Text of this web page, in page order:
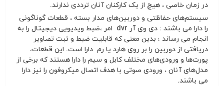
در زمان خاصی ، هیچ از یک کارکنان آنان ترددی ندارند.
سیستم‌های حفاظتی و دوربین‌های مدار بسته ، قطعات گوناگونی
را دارا می باشند : دی وی آر dvr امر ،ضبط ویدیویی دیجیتال را به
انجام می رساند ؛ بدین معنی که قابلیت ضبط و ثبت تصاویر
دریافتی از دوربین را بر روی هارد یا رم دارا است. این قطعات،
پورت‌ها و ورودی‌های مختلف کابل و سیم را دارا هستند که برخی از
مدل‌های آنان ، ورودی صوتی با هدف اتصال میکروفون را نیز دارا
می باشند.